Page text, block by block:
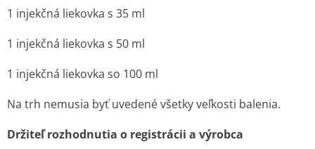
1 injekčná liekovka s 35 ml
1 injekčná liekovka s 50 ml
1 injekčná liekovka so 100 ml
Na trh nemusia byť uvedené všetky veľkosti balenia.
Držiteľ rozhodnutia o registrácii a výrobca